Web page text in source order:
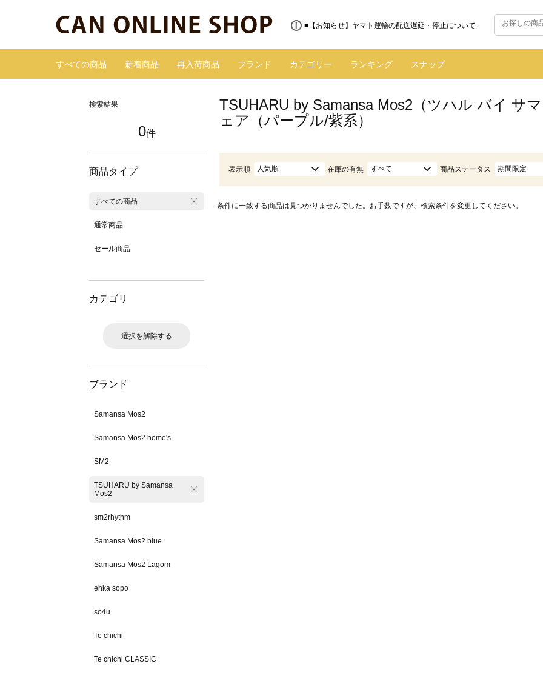
■8/13(木)AM2:00～サイトメンテナンス実施のお知らせ
■【お知らせ】ヤマト運輸の配送遅延・停止について
すべての商品 新着商品 再入荷商品 ブランド カテゴリー ランキング スナップ
検索結果
0件
商品タイプ
すべての商品
通常商品
セール商品
カテゴリ
選択を解除する
ブランド
Samansa Mos2
Samansa Mos2 home's
SM2
TSUHARU by Samansa
Mos2
sm2rhythm
Samansa Mos2 blue
Samansa Mos2 Lagom
ehka sopo
sō4ū
Te chichi
Te chichi CLASSIC
TSUHARU by Samansa Mos2（ツハル バイ サ
ェア（パープル/紫系）
表示順 人気順 在庫の有無 すべて 商品ステータス 期間限定
条件に一致する商品は見つかりませんでした。お手数ですが、検索条件を変更してください。